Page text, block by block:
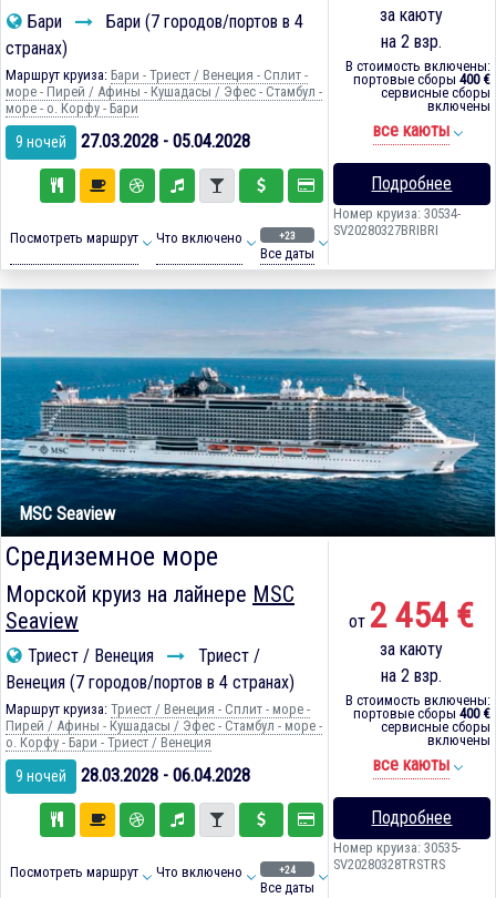
Бари
Бари (7 городов/портов в 4
странах)
Маршрут круиза: Бари - Триест / Венеция - Сплит -
море - Пирей / Афины - Кушадасы / Эфес - Стамбул -
море - о. Корфу - Бари
9 ночей 27.03.2028 - 05.04.2028
Посмотреть маршрут Что включено +23
Все даты
за каюту
на 2 взр.
В стоимость включены:
портовые сборы 400 €
сервисные сборы
включены
все каюты
Подробнее
Номер круиза: 30534-
SV20280327BRIBRI
MSC Seaview
Средиземное море
Морской круиз на лайнере MSC
Seaview
Триест / Венеция
Триест /
Венеция (7 городов/портов в 4 странах)
Маршрут круиза: Триест / Венеция - Сплит - море -
Пирей / Афины - Кушадасы / Эфес - Стамбул - море -
о. Корфу - Бари - Триест / Венеция
9 ночей 28.03.2028 - 06.04.2028
Посмотреть маршрут Что включено +24
Все даты
от 2 454 €
за каюту
на 2 взр.
В стоимость включены:
портовые сборы 400 €
сервисные сборы
включены
все каюты
Подробнее
Номер круиза: 30535-
SV20280328TRSTRS